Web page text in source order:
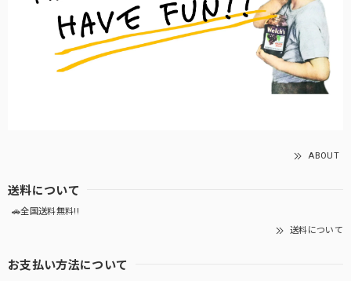
ABOUT
送料について
🚗全国送料無料!!
送料について
お支払い方法について